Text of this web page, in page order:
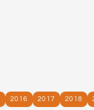
2016 2017 2018